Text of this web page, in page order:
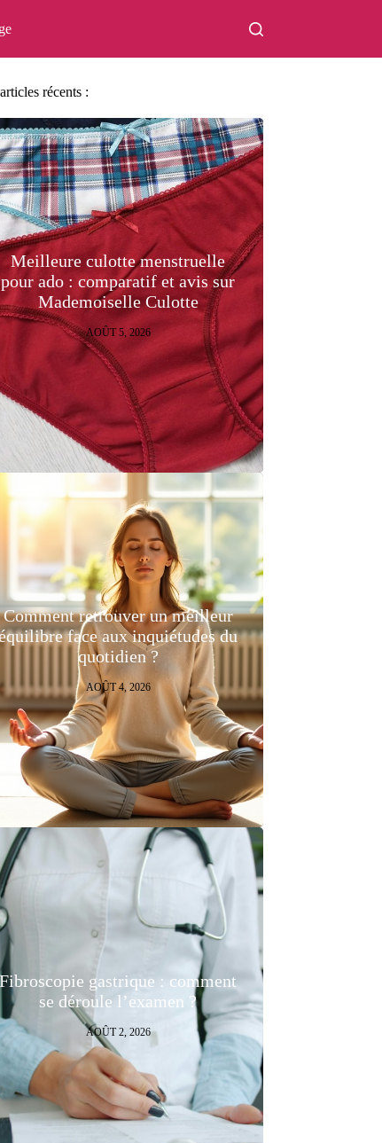
récents :
Meilleure culotte menstruelle
pour ado : comparatif et avis sur
Mademoiselle Culotte
AOÛT 5, 2026
Comment retrouver un meilleur
face aux inquiétudes du
quotidien ?
AOÛT 4, 2026
Fibroscopie gastrique : comment
se déroule l’examen ?
AOÛT 2, 2026